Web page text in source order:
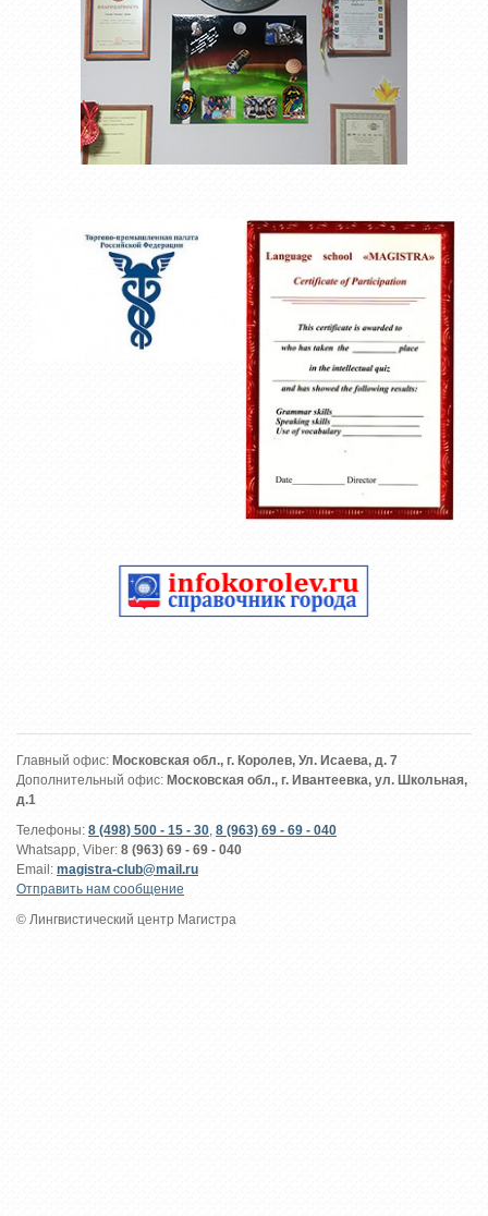
Главный офис: Московская обл., г. Королев, Ул. Исаева, д. 7
Дополнительный офис: Московская обл., г. Ивантеевка, ул. Школьная,
д.1
Телефоны: 8 (498) 500 - 15 - 30 8 (963) 69 - 69 - 040
Whatsapp, Viber: 8 (963) 69 - 69 - 040
Email: magistra-club@mail.ru
Отправить нам сообщение
© Лингвистический центр Магистра